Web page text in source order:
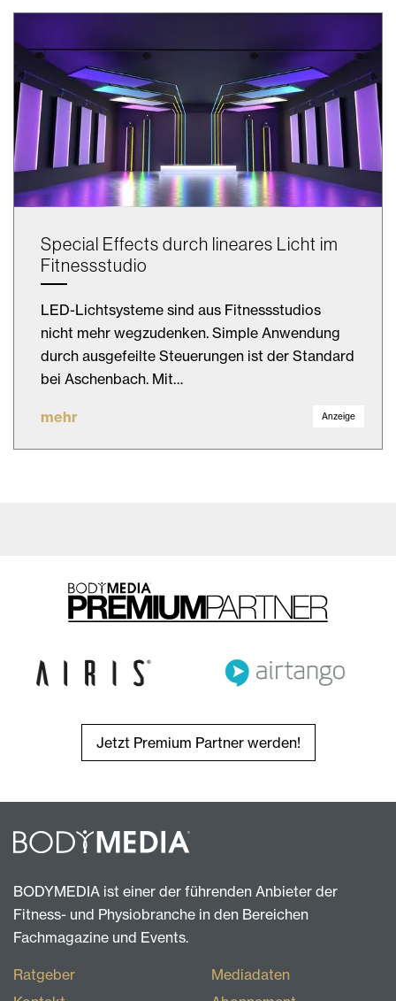
Special Effects durch lineares Licht im
Fitnessstudio
LED-Lichtsysteme sind aus Fitnessstudios
nicht mehr wegzudenken. Simple Anwendung
durch ausgefeilte Steuerungen ist der Standard
bei Aschenbach. Mit…
mehr Anzeige
Jetzt Premium Partner werden!
BODYMEDIA ist einer der führenden Anbieter der
Fitness- und Physiobranche in den Bereichen
Fachmagazine und Events.
Ratgeber
Mediadaten